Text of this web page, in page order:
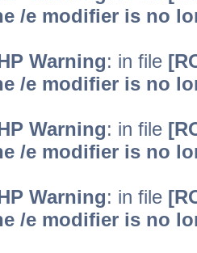
/e modifier is no
Warning: in file
/e modifier is no
Warning: in file
/e modifier is no
Warning: in file
/e modifier is no